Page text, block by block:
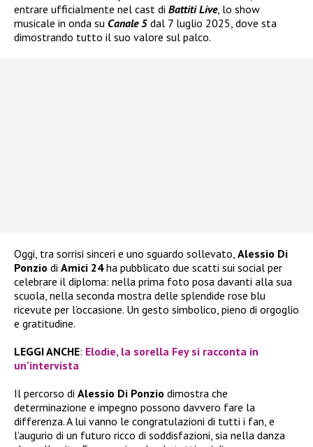
entrare ufficialmente nel cast di Battiti Live, lo show
musicale in onda su Canale 5 dal 7 luglio 2025, dove sta
dimostrando tutto il suo valore sul palco.
Oggi, tra sorrisi sinceri e uno sguardo sollevato, Alessio Di
Ponzio di Amici 24ha pubblicato due scatti sui social per
celebrare il diploma: nella prima foto posa davanti alla sua
scuola, nella seconda mostra delle splendide rose blu
ricevute per l’occasione. Un gesto simbolico, pieno di orgoglio
e gratitudine.
LEGGI ANCHE: Elodie, la sorella Fey si racconta in
un’intervista
Il percorso di Alessio Di Ponzio dimostra che
determinazione e impegno possono davvero fare la
differenza. A lui vanno le congratulazioni di tutti i fan, e
l’augurio di un futuro ricco di soddisfazioni, sia nella danza